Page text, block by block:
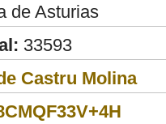
de Asturias
33593
Castru Molina